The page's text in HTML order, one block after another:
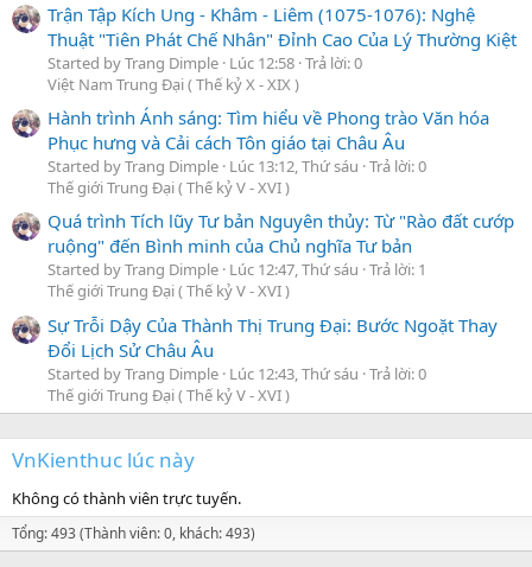
Trận Tập Kích Ung - Khâm - Liêm (1075-1076): Nghệ
Thuật "Tiên Phát Chế Nhân" Đỉnh Cao Của Lý Thường Kiệt
Started by Trang Dimple Lúc 12:58 Trả lời: 0
Việt Nam Trung Đại ( Thế kỷ X - XIX )
Hành trình Ánh sáng: Tìm hiểu về Phong trào Văn hóa
Phục hưng và Cải cách Tôn giáo tại Châu Âu
Started by Trang Dimple Lúc 13:12, Thứ sáu Trả lời: 0
Thế giới Trung Đại ( Thế kỷ V - XVI )
Quá trình Tích lũy Tư bản Nguyên thủy: Từ "Rào đất cướp
ruộng" đến Bình minh của Chủ nghĩa Tư bản
Started by Trang Dimple Lúc 12:47, Thứ sáu Trả lời: 1
Thế giới Trung Đại ( Thế kỷ V - XVI )
Sự Trỗi Dậy Của Thành Thị Trung Đại: Bước Ngoặt Thay
Đổi Lịch Sử Châu Âu
Started by Trang Dimple Lúc 12:43, Thứ sáu Trả lời: 0
Thế giới Trung Đại ( Thế kỷ V - XVI )
VnKienthuc lúc này
Không có thành viên trực tuyến.
Tổng: 493 (Thành viên: 0, khách: 493)